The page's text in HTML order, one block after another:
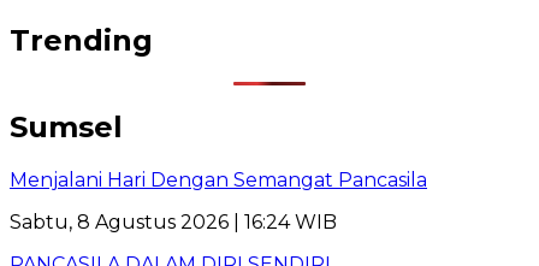
Trending
Sumsel
Menjalani Hari Dengan Semangat Pancasila
Sabtu, 8 Agustus 2026 | 16:24 WIB